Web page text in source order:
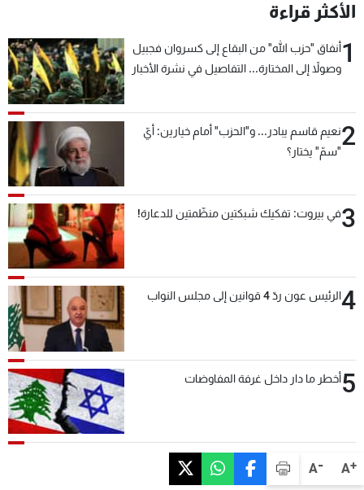
A+
A-
الأكثر قراءة
1أنفاق "حزب الله" من البقاع إلى كسروان فجبيل
وصولاً إلى المختارة... التفاصيل في نشرة الأخبار
2نعيم قاسم يبادر... و"الحزب" أمام خيارين: أيّ
"سمّ" يختار؟
3في بيروت: تفكيك شبكتين منظّمتين للدعارة!
4الرئيس عون ردّ 4 قوانين إلى مجلس النواب
5أخطر ما دار داخل غرفة المفاوضات